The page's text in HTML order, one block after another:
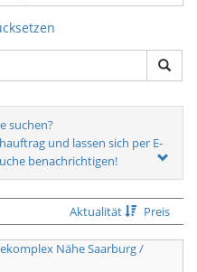
suchen?
und lassen sich per E-
benachrichtigen!
Aktualität Preis